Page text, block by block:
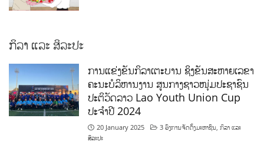
ກິລາ ແລະ ສິລະປະ
ການແຂ່ງຂັນກິລາເຕະບານ ຊິງຂັນສະຫາຍເລຂາ
ຄະນະບໍລິຫານງານ ສູນກາງຊາວໜຸ່ມປະຊາຊົນ
ປະຕິວັດລາວ Lao Youth Union Cup
ປະຈຳປີ 2024
20 January 2025 3 ອົງການຈັດຕັ້ງມະຫາຊົນ,ກິລາ ແລະ
ສິລະປະ